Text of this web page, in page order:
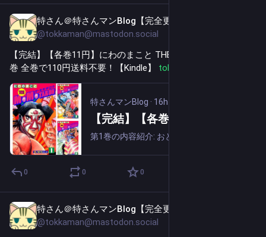
特さん＠特さんマンBlog【完全更新通知用】
@tokkaman@mastodon.social
【完結】【各巻11円】にわのまこと THE MOMOTAROH 1～10
巻 全巻で110円送料不要！【Kindle】 tokka.blog/264306/
特さんマンBlog · 16h
0 0 0
特さん＠特さんマンBlog【完全更新通知用】
@tokkaman@mastodon.social